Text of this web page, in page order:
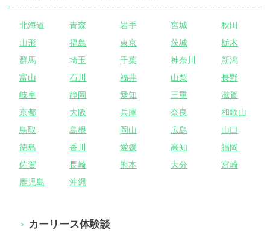
北海道 青森 岩手 宮城
秋田
山形
福島 東京 茨城
栃木
群馬
埼玉 千葉 神奈川
新潟
富山
石川 福井 山梨
長野
岐阜
静岡 愛知 三重
滋賀
京都
大阪 兵庫 奈良
和歌山
鳥取
島根 岡山 広島
山口
徳島
香川 愛媛 高知
福岡
佐賀
長崎 熊本 大分
宮崎
鹿児島
沖縄
カーリース体験談